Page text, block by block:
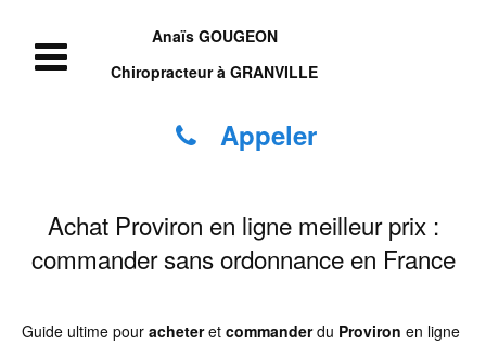
Anaïs GOUGEON
Chiropracteur à GRANVILLE
Appeler
Achat Proviron en ligne meilleur prix :
commander sans ordonnance en France
Guide ultime pour acheteret commanderdu Proviron en ligne